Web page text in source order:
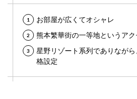
お部屋が広くてオシャレ
熊本繁華街の一等地というアク
星野リゾート系列でありなが
格設定